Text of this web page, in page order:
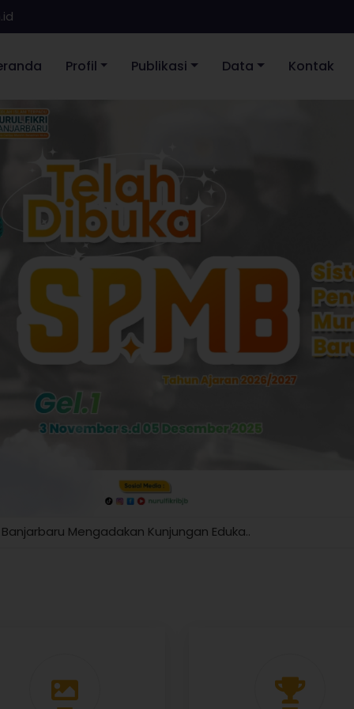
Profil Publikasi Data Kontak
Mengadakan Kunjungan Eduka..